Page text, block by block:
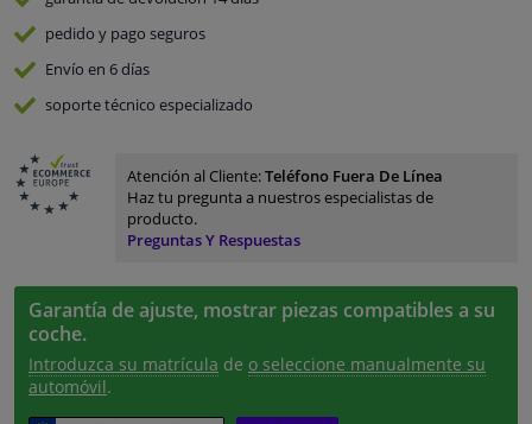
pedido y pago seguros
Envío en 6 días
soporte técnico especializado
Atención al Cliente:Teléfono Fuera De Línea
Haz tu pregunta a nuestros especialistas de
producto.
Preguntas Y Respuestas
Garantía de ajuste, mostrar piezas compatibles a su
coche.
Introduzca su matrícula de o seleccione manualmente su
automóvil.